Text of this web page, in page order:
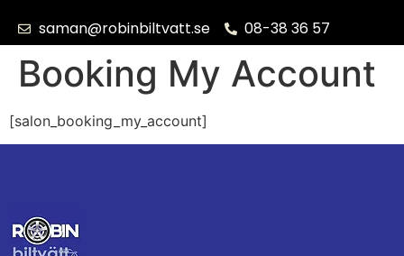
saman@robinbiltvatt.se 08-38 36 57
Booking My Account
[salon_booking_my_account]